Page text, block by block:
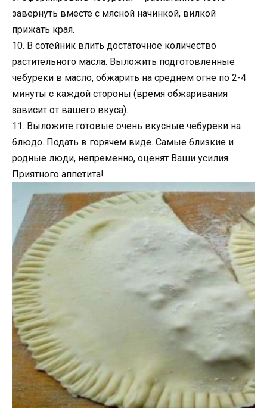
завернуть вместе с мясной начинкой, вилкой
прижать края.
10. В сотейник влить достаточное количество
растительного масла. Выложить подготовленные
чебуреки в масло, обжарить на среднем огне по 2-4
минуты с каждой стороны (время обжаривания
зависит от вашего вкуса).
11. Выложите готовые очень вкусные чебуреки на
блюдо. Подать в горячем виде. Самые близкие и
родные люди, непременно, оценят Ваши усилия.
Приятного аппетита!